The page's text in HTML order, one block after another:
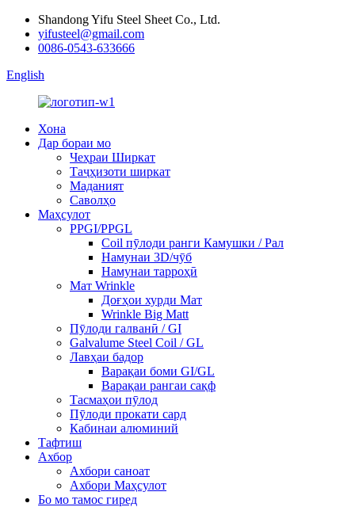
Shandong Yifu Steel Sheet Co., Ltd.
yifusteel@gmail.com
0086-0543-633666
English
Хона
Дар бораи мо
Чеҳраи Ширкат
Таҷҳизоти ширкат
Маданият
Саволҳо
Маҳсулот
PPGI/PPGL
Coil пӯлоди ранги Камушки / Рал
Намунаи 3D/чӯб
Намунаи тарроҳӣ
Мат Wrinkle
Доғҳои хурди Мат
Wrinkle Big Matt
Пӯлоди галванӣ / GI
Galvalume Steel Coil / GL
Лавҳаи бадор
Варақаи боми GI/GL
Варақаи рангаи сақф
Тасмаҳои пӯлод
Пӯлоди прокати сард
Кабинаи алюминий
Тафтиш
Ахбор
Ахбори саноат
Ахбори Маҳсулот
Бо мо тамос гиред